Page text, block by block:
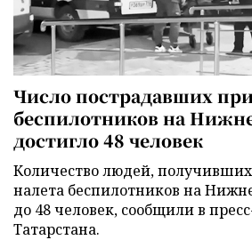
Число пострадавших
беспилотников на
достигло 48 человек
Количество людей,
налета беспилотников на
до 48 человек, сообщили в
Татарстана.